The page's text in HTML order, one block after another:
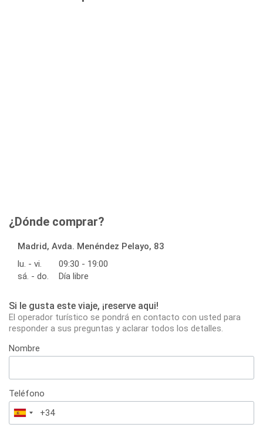
¿Dónde comprar?
Madrid, Avda. Menéndez Pelayo, 83
lu. - vi.
09:30 - 19:00
sá. - do.
Día libre
Si le gusta este viaje, ¡reserve aqui!
El operador turístico se pondrá en contacto con usted para
responder a sus preguntas y aclarar todos los detalles.
Nombre
Teléfono
España
+34